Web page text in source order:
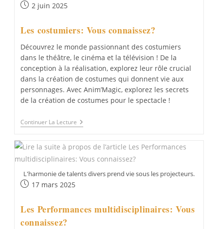
Publication
2 juin 2025
Les costumiers: Vous connaissez?
Découvrez le monde passionnant des costumiers
dans le théâtre, le cinéma et la télévision ! De la
conception à la réalisation, explorez leur rôle crucial
dans la création de costumes qui donnent vie aux
personnages. Avec Anim’Magic, explorez les secrets
de la création de costumes pour le spectacle !
Continuer La Lecture Les
Costumiers:
Connaissez?
L'harmonie de talents divers prend vie sous les projecteurs.
Publication
17 mars 2025
Les Performances multidisciplinaires: Vous
connaissez?